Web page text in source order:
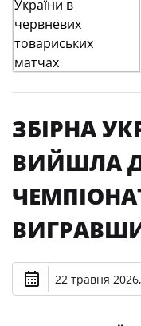
ЗБІРНА
ВИЙШЛА
22 травня